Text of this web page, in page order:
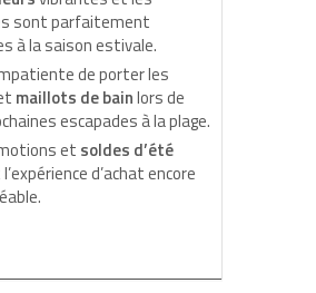
sont parfaitement
à la saison estivale.
de porter les
maillots de bainlors de
escapades à la plage.
et soldes d’été
d’achat encore